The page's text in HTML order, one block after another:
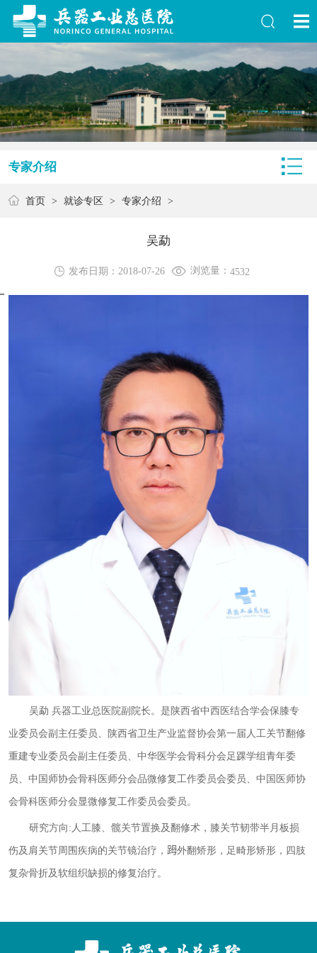
专家介绍
首页 > 就诊专区 > 专家介绍 >
吴勐
发布日期：2018-07-26 浏览量：4532
吴勐 兵器工业总医院副院长。是陕西省中西医结合学会保膝专
业委员会副主任委员、陕西省卫生产业监督协会第一届人工关节翻修
重建专业委员会副主任委员、中华医学会骨科分会足踝学组青年委
员、中国师协会骨科医师分会品微修复工作委员会委员、中国医师协
会骨科医师分会显微修复工作委员会委员。
研究方向:人工膝、髋关节置换及翻修术，膝关节韧带半月板损
伤及肩关节周围疾病的关节镜治疗，𧿹外翻矫形，足畸形矫形，四肢
复杂骨折及软组织缺损的修复治疗。